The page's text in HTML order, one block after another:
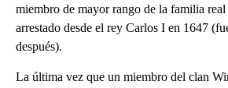
miembro de mayor rango de la familia
arrestado desde el rey Carlos I en 1647
después).
La última vez que un miembro del clan